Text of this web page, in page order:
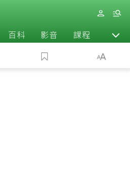
百科 影音 課程 退休